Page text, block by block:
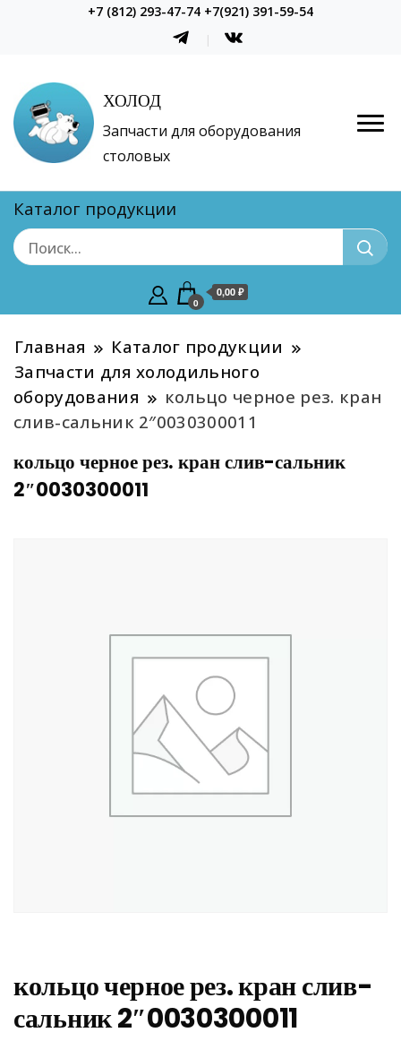
+7 (812) 293-47-74 +7(921) 391-59-54
ХОЛОД
Запчасти для оборудования
столовых
Каталог продукции
0
0,00 ₽
Главная
Каталог продукции
Запчасти для холодильного
оборудования
кольцо черное рез. кран
слив-сальник 2″0030300011
кольцо черное рез. кран слив-сальник
2″0030300011
кольцо черное рез. кран слив-
сальник 2″0030300011